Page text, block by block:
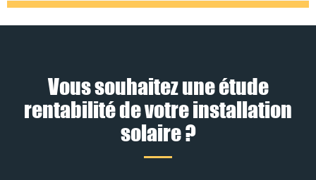
Vous souhaitez une étude
rentabilité de votre installation
solaire ?